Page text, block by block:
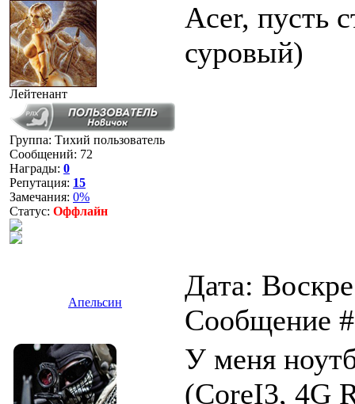
Лейтенант
Группа: Тихий пользователь
Сообщений: 72
Награды: 0
Репутация: 15
Замечания: 0%
Статус: Оффлайн
Acer, пусть
суровый)
Апельсин
Дата:
Сообщение
У меня
(CoreI3, 4G